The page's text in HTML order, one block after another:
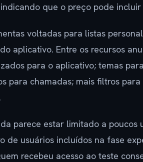
que o preço pode incluir
voltadas para listas
aplicativo. Entre os recursos
para o aplicativo; temas
para chamadas; mais filtros
parece estar limitado a poucos
de usuários incluídos na fase
recebeu acesso ao teste